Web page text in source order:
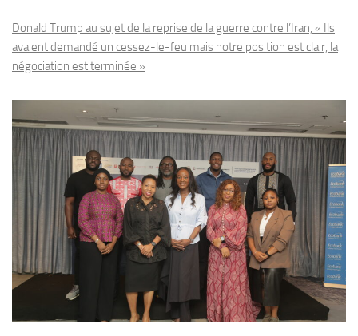
Donald Trump au sujet de la reprise de la guerre contre l’Iran, « Ils
avaient demandé un cessez-le-feu mais notre position est clair, la
négociation est terminée »